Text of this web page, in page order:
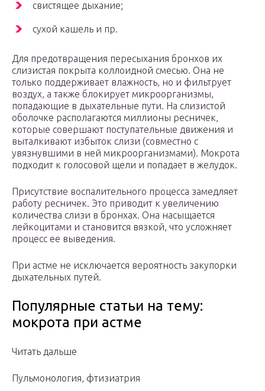
свистящее дыхание;
сухой кашель и пр.
Для предотвращения пересыхания бронхов их
слизистая покрыта коллоидной смесью. Она не
только поддерживает влажность, но и фильтрует
воздух, а также блокирует микроорганизмы,
попадающие в дыхательные пути. На слизистой
оболочке располагаются миллионы ресничек,
которые совершают поступательные движения и
выталкивают избыток слизи (совместно с
увязнувшими в ней микроорганизмами). Мокрота
подходит к голосовой щели и попадает в желудок.
Присутствие воспалительного процесса замедляет
работу ресничек. Это приводит к увеличению
количества слизи в бронхах. Она насыщается
лейкоцитами и становится вязкой, что усложняет
процесс ее выведения.
При астме не исключается вероятность закупорки
дыхательных путей.
Популярные статьи на тему:
мокрота при астме
Читать дальше
Пульмонология, фтизиатрия